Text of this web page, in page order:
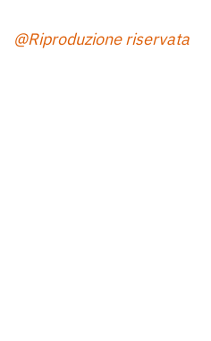
@Riproduzione riservata